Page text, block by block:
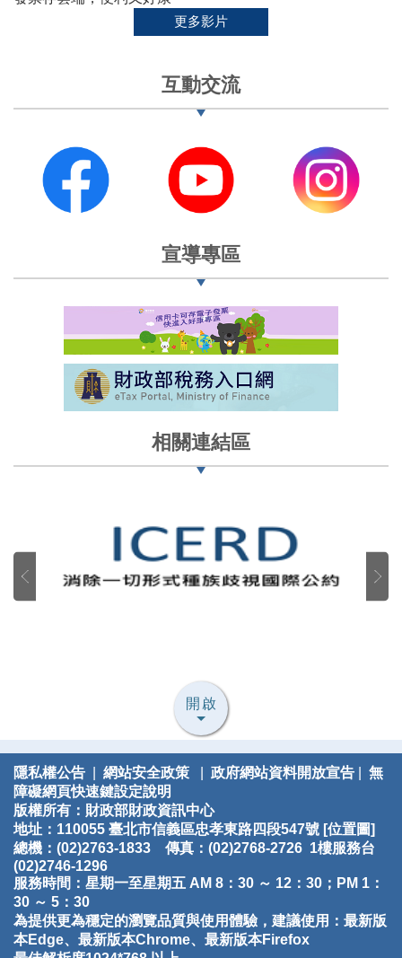
更多影片
互動交流
宣導專區
相關連結區
開啟
隱私權公告 網站安全政策 政府網站資料開放宣告
無
障礙網頁快速鍵設定說明
版權所有：財政部財政資訊中心
地址：110055 臺北市信義區忠孝東路四段547號 [位置圖]
總機：(02)2763-1833 傳真：(02)2768-2726 1樓服務台
(02)2746-1296
服務時間：星期一至星期五 AM 8：30 ～ 12：30；PM 1：
30 ～ 5：30
為提供更為穩定的瀏覽品質與使用體驗，建議使用：最新版
本Edge、最新版本Chrome、最新版本Firefox